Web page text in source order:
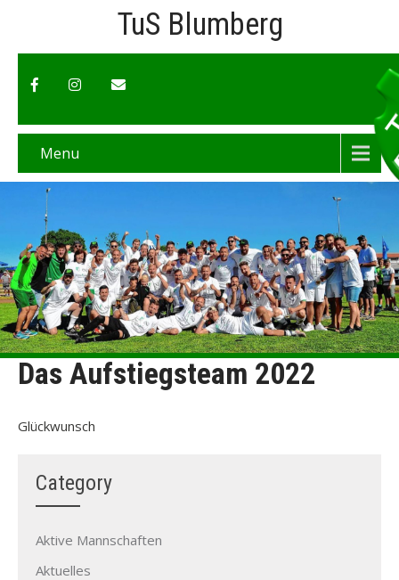
TuS Blumberg
Menu
Das Aufstiegsteam 2022
Glückwunsch
Category
Aktive Mannschaften
Aktuelles